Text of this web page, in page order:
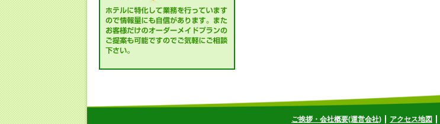
ご挨拶・会社概要(運営会社) アクセス地図